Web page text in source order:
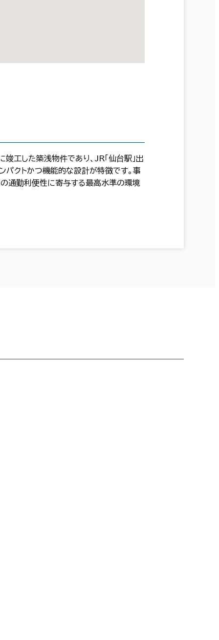
した築浅物件であり、JR「仙台駅」出
クトかつ機能的な設計が特徴です。事
通勤利便性に寄与する最高水準の環境